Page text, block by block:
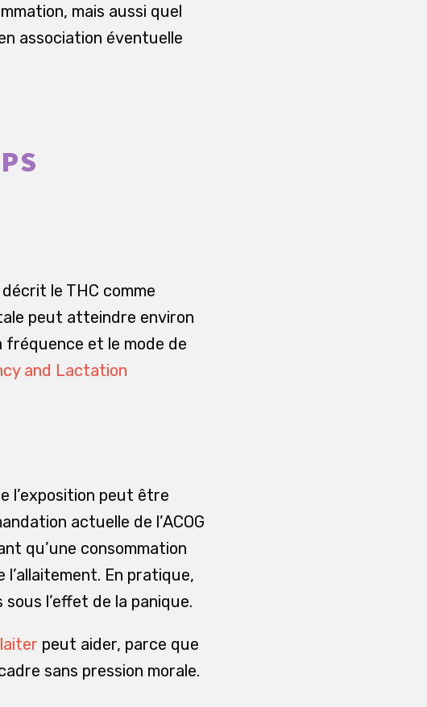
mais aussi quel
association éventuelle
le THC comme
peut atteindre environ
fréquence et le mode de
and Lactation
l’exposition peut être
actuelle de l’ACOG
qu’une consommation
En pratique,
l’effet de la panique.
peut aider, parce que
sans pression morale.